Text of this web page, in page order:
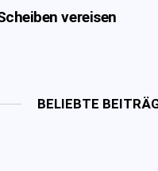
vereisen
BELIEBTE